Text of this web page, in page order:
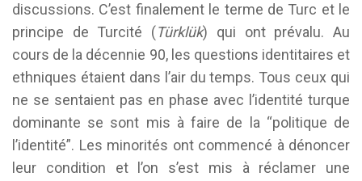
discussions. C’est finalement le terme de Turc et le
principe de Turcité (Türklük) qui ont prévalu. Au
cours de la décennie 90, les questions identitaires et
ethniques étaient dans l’air du temps. Tous ceux qui
ne se sentaient pas en phase avec l’identité turque
dominante se sont mis à faire de la “politique de
l’identité”. Les minorités ont commencé à dénoncer
leur condition et l’on s’est mis à réclamer une